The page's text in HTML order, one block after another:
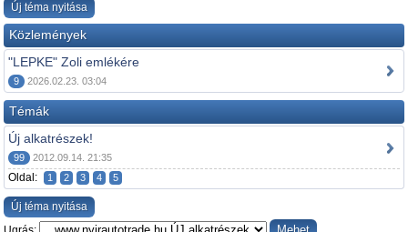
Új téma nyitása
Közlemények
"LEPKE" Zoli emlékére
9 2026.02.23. 03:04
Témák
Új alkatrészek!
99 2012.09.14. 21:35
Oldal: 1 2 3 4 5
Új téma nyitása